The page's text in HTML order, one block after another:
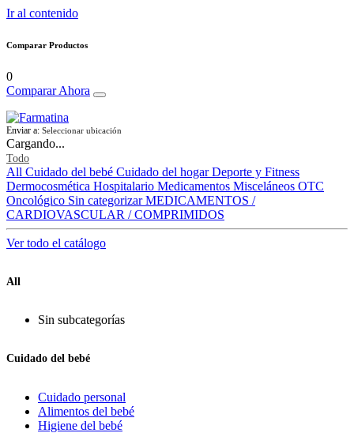
Ir al contenido
Comparar Productos
0
Comparar Ahora
Enviar a: Seleccionar ubicación
Cargando...
Todo
All Cuidado del bebé Cuidado del hogar Deporte y Fitness
Dermocosmética Hospitalario Medicamentos Misceláneos OTC
Oncológico Sin categorizar MEDICAMENTOS /
CARDIOVASCULAR / COMPRIMIDOS
Ver todo el catálogo
All
Sin subcategorías
Cuidado del bebé
Cuidado personal
Alimentos del bebé
Higiene del bebé